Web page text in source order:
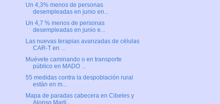
Un 4,3% menos de personas
desempleadas en junio en...
Un 4,7 % menos de personas
desempleadas en junio e...
Las nuevas terapias avanzadas de células
CAR-T en ...
Muévete caminando o en transporte
público en MADO ...
55 medidas contra la despoblación rural
están en m...
Mapa de paradas cabecera en Cibeles y